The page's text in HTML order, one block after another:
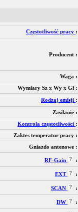
Częstotliwość pracy :
Producent :
Waga :
Wymiary Sz x Wy x Gł :
Rodzaj emisji :
Zasilanie :
Kontrola częstotliwości :
Zaktes temperatur pracy :
Gniazdo antenowe :
RF-Gain :
EXT :
SCAN :
DW :